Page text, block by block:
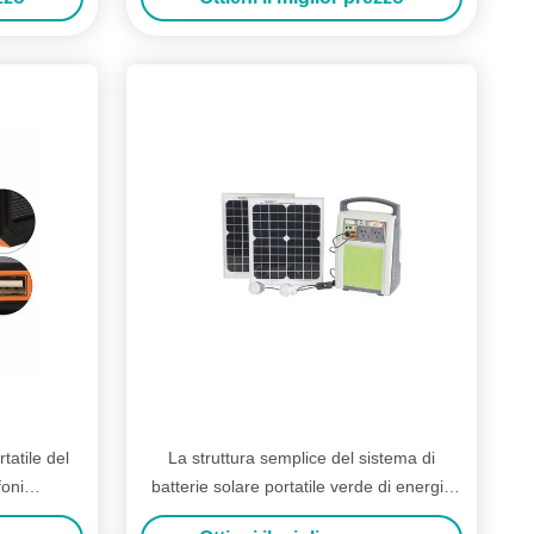
del
USB
La struttura semplice del sistema di
batterie solare portatile verde di energia
facile funziona